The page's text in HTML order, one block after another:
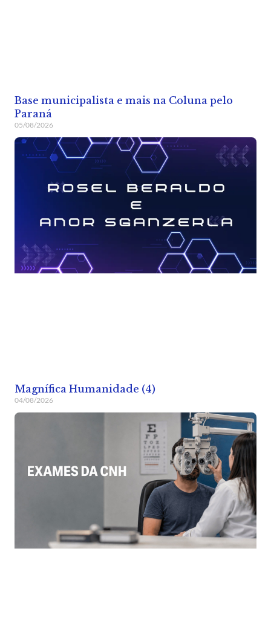
Base municipalista e mais na Coluna pelo
Paraná
05/08/2026
Magnífica Humanidade (4)
04/08/2026